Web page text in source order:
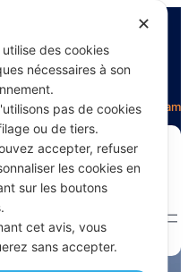
FacebookTwitterInstagram
✕
utilise des cookies
nécessaires à son
pas de cookies
ou de tiers.
accepter, refuser
les cookies en
sur les boutons
cet avis, vous
sans accepter.